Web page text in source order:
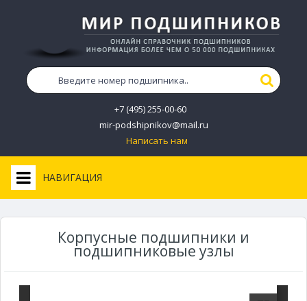
+7 (495) 255-00-60
mir-podshipnikov@mail.ru
Написать нам
НАВИГАЦИЯ
Корпусные подшипники и
подшипниковые узлы